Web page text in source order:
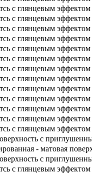
с глянцевым эффектом
с глянцевым эффектом
с глянцевым эффектом
с глянцевым эффектом
с глянцевым эффектом
с глянцевым эффектом
с глянцевым эффектом
с глянцевым эффектом
с глянцевым эффектом
с глянцевым эффектом
с глянцевым эффектом
с глянцевым эффектом
с глянцевым эффектом
с
- матовая
с
с глянцевым эффектом